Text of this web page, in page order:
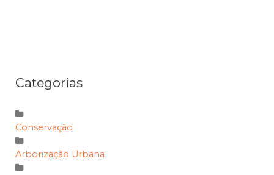
Categorias
Conservação
Arborização Urbana